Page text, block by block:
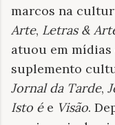
marcos na
Arte, Letras &
atuou em mídias
suplemento
Jornal da Tarde,
Isto ée Visão.